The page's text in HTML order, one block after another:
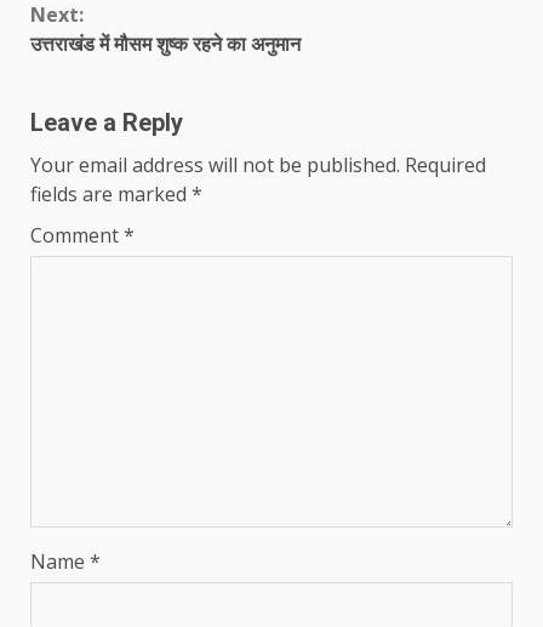
Next:
उत्तराखंड में मौसम शुष्क रहने का अनुमान
Leave a Reply
Your email address will not be published. Required
fields are marked *
Comment*
Name *